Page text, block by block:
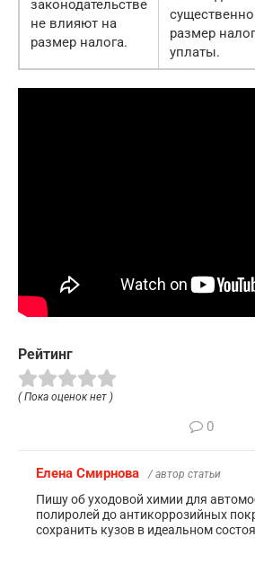
законодательстве
не влияют на
размер налога.
размер
уплаты.
Рейтинг
( Пока оценок нет )
0
Елена Смирнова / автор статьи
Пишу об уходовой химии для
полиролей до антикоррозийных
сохранить кузов в идеальном